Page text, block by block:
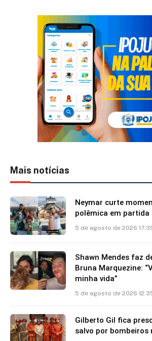
Mais notícias
Neymar curte
polêmica em partida
5 de agosto de 2026
Shawn Mendes faz
Bruna Marquezine:
minha vida”
5 de agosto de 2026
Gilberto Gil fica
salvo por bombeiros